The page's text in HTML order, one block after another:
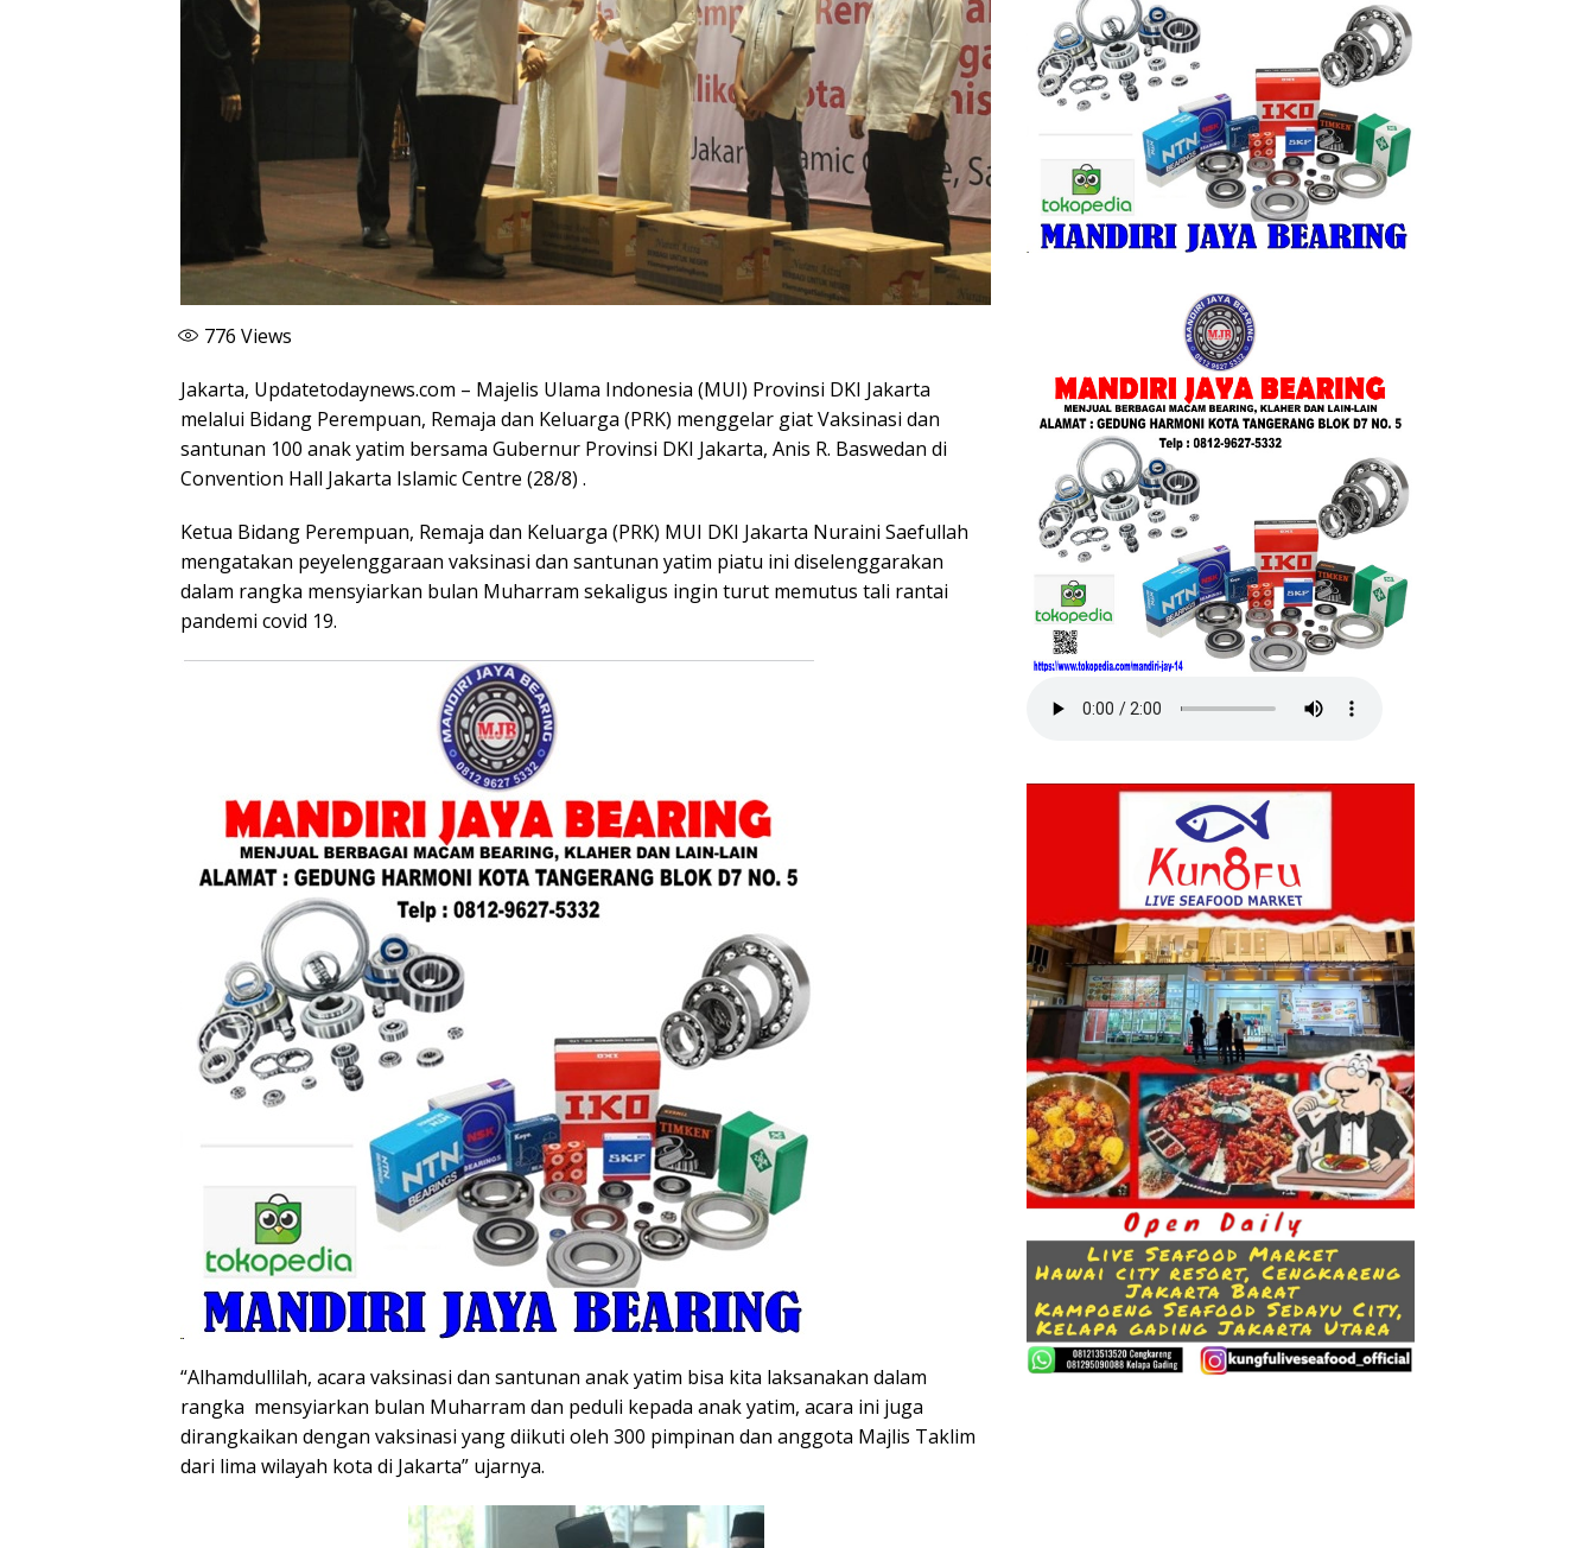
776 Views
Jakarta, Updatetodaynews.com – Majelis Ulama Indonesia (MUI) Provinsi DKI Jakarta
melalui Bidang Perempuan, Remaja dan Keluarga (PRK) menggelar giat Vaksinasi dan
santunan 100 anak yatim bersama Gubernur Provinsi DKI Jakarta, Anis R. Baswedan di
Convention Hall Jakarta Islamic Centre (28/8) .
Ketua Bidang Perempuan, Remaja dan Keluarga (PRK) MUI DKI Jakarta Nuraini Saefullah
mengatakan peyelenggaraan vaksinasi dan santunan yatim piatu ini diselenggarakan
dalam rangka mensyiarkan bulan Muharram sekaligus ingin turut memutus tali rantai
pandemi covid 19.
“Alhamdullilah, acara vaksinasi dan santunan anak yatim bisa kita laksanakan dalam
rangka mensyiarkan bulan Muharram dan peduli kepada anak yatim, acara ini juga
dirangkaikan dengan vaksinasi yang diikuti oleh 300 pimpinan dan anggota Majlis Taklim
dari lima wilayah kota di Jakarta” ujarnya.